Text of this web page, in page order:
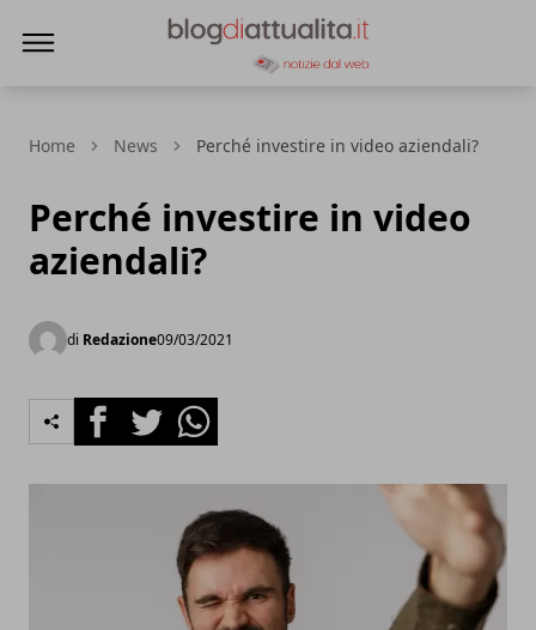
Home News Perché investire in video aziendali?
Perché investire in video
aziendali?
di Redazione09/03/2021
FacebookTwitterWhatsapp